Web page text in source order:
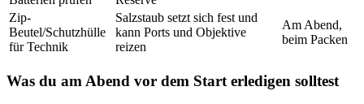
Zip-
Beutel/Schutzhülle
für Technik
Salzstaub setzt sich fest und
kann Ports und Objektive
reizen
Am Abend,
beim Packen
Was du am Abend vor dem Start erledigen solltest